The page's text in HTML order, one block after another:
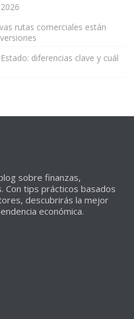
rutas comerciales están
diferencias clave y cuál
sobre finanzas,
Con tips prácticos basados
descubrirás la mejor
económica.